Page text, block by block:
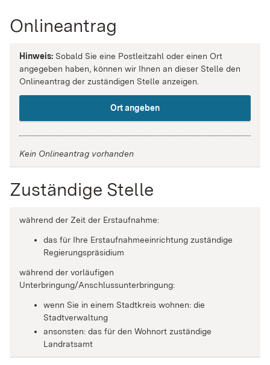
Onlineantrag
Hinweis: Sobald Sie eine Postleitzahl oder einen Ort
angegeben haben, können wir Ihnen an dieser Stelle den
Onlineantrag der zuständigen Stelle anzeigen.
Ort angeben
Kein Onlineantrag vorhanden
Zuständige Stelle
während der Zeit der Erstaufnahme:
das für Ihre Erstaufnahmeeinrichtung zuständige
Regierungspräsidium
während der vorläufigen
Unterbringung/Anschlussunterbringung:
wenn Sie in einem Stadtkreis wohnen: die
Stadtverwaltung
ansonsten: das für den Wohnort zuständige
Landratsamt